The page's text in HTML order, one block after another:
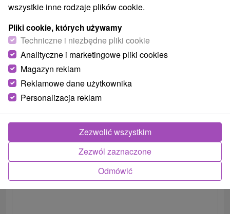
Žilinský kraj - Liptovský Ján
Wysokość: 2045 m Narodowy rezerwat przyrody i
najwyższy szczyt Tatr Niskich. Leży na głównym grzbiecie
Tatr Niskich między Králičką a...
POKAZ
wszystkie inne rodzaje plików cookie.
Pliki cookie, których używamy
Techniczne i niezbędne pliki cookie
Analityczne i marketingowe pliki cookies
Magazyn reklam
Reklamowe dane użytkownika
Personalizacja reklam
Odmówić
Zezwól zaznaczone
Zezwolić wszystkim